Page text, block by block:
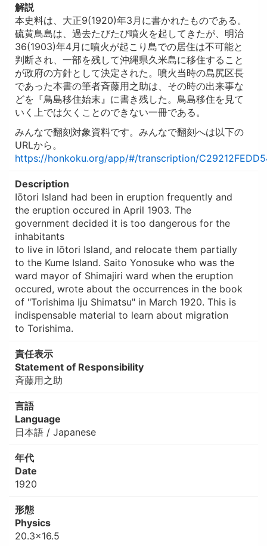
解説
本史料は、大正9(1920)年3月に書かれたものである。
硫黄鳥島は、過去たびたび噴火を起してきたが、明治
36(1903)年4月に噴火が起こり島での居住は不可能と
判断され、一部を残して沖縄県久米島に移住すること
が政府の方針として決定された。噴火当時の島尻区長
であった本書の筆者斉藤用之助は、その時の出来事な
どを『鳥島移住始末』に書き残した。鳥島移住を見て
いく上では欠くことのできない一冊である。
みんなで翻刻対象資料です。みんなで翻刻へは以下の
URLから。
https://honkoku.org/app/#/transcription/
Description
Iōtori Island had been in eruption frequently and
the eruption occured in April 1903. The
government decided it is too dangerous for the
inhabitants
to live in Iōtori Island, and relocate them partially
to the Kume Island. Saito Yonosuke who was the
ward mayor of Shimajiri ward when the eruption
occured, wrote about the occurrences in the book
of "Torishima Iju Shimatsu" in March 1920. This is
indispensable material to learn about migration
to Torishima.
責任表示
Statement of Responsibility
斉藤用之助
言語
Language
日本語 / Japanese
年代
Date
1920
形態
Physics
20.3×16.5